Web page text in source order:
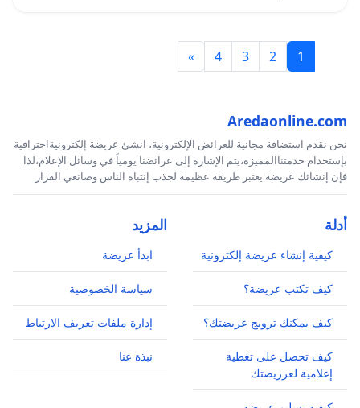
1
2
3
4
»
Aredaonline.com
نحن نقدم استضافة مجانية للعرائض الإلكترونية، انشئ عريضة إلكترونيةاحترافية
بإستخدام خدمتناالمميزة،يتم الإشارة إلى عرائضنا يومياً في وسائل الإعلام،لذا
فإن إنشائك عريضة يعتبر طريقة عظيمة لجذب إنتباه الناس وصانعي القرار
أدلة
كيفية إنشاء عريضة إلكترونية
كيف تكتب عريضة؟
كيف يمكنك ترويج عريضتك؟
كيف تحصل على تغطية
إعلامية لعرريضتك
المزيد
ابدأ عريضة
سياسة الخصوصية
إدارة ملفات تعريف الارتباط
نبذة عنا